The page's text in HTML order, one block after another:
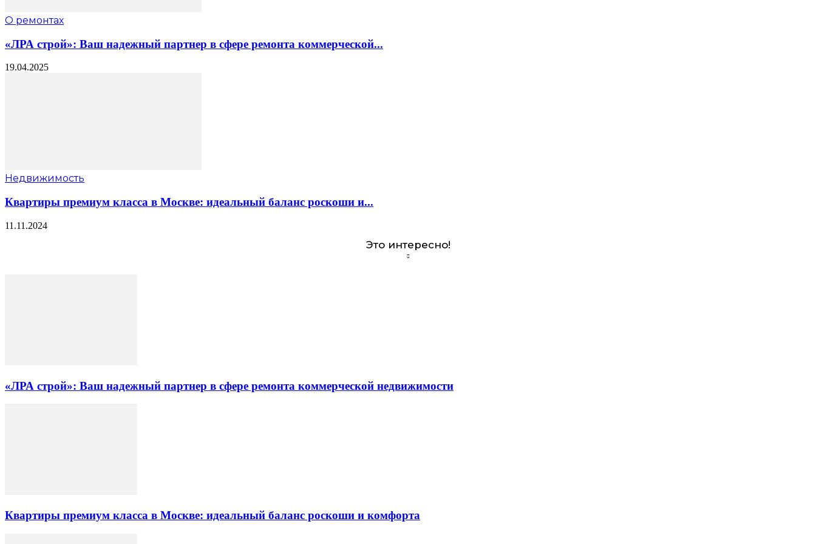
О ремонтах
«ЛРА строй»: Ваш надежный партнер в сфере ремонта коммерческой...
19.04.2025
Недвижимость
Квартиры премиум класса в Москве: идеальный баланс роскоши и...
11.11.2024
Это интересно!
«ЛРА строй»: Ваш надежный партнер в сфере ремонта коммерческой недвижимости
Квартиры премиум класса в Москве: идеальный баланс роскоши и комфорта